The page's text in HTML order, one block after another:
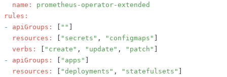
name:
prometheus-operator-extended
rules:
-
apiGroups: ""
resources:
"secrets" , "configmaps"
verbs:
"create" , "update" , "patch"
-
apiGroups: "apps"
resources:
"deployments" , "statefulsets"